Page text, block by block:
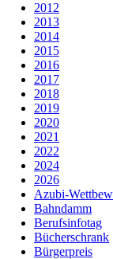
2012
2013
2014
2015
2016
2017
2018
2019
2020
2021
2022
2024
2026
Azubi-
Bahndamm
Berufsinfotag
Bücherschrank
Bürgerpreis